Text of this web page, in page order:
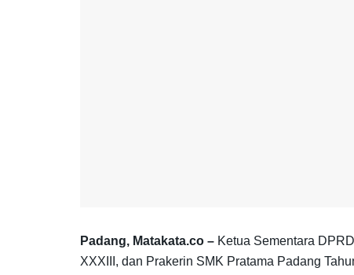
Padang, Matakata.co – Ketua Sementara
XXXIII, dan Prakerin SMK Pratama Padang